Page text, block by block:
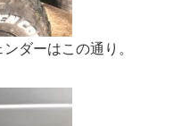
ダーはこの通り。